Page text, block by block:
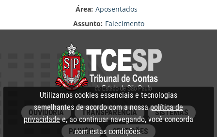
Área: Aposentados
Assunto: Falecimento
OUVIDORIA TRANSPARÊNCIA SISTEMAS
PAINÉIS CERTIDÕES
Utilizamos cookies essenciais e tecnologias
semelhantes de acordo com a nossapolítica de
privacidadee, ao continuar navegando, você concorda
com estas condições.